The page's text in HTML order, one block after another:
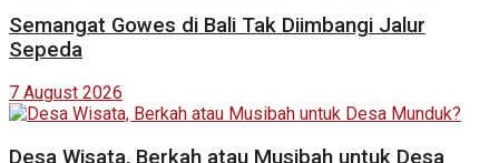
Semangat Gowes di Bali Tak Diimbangi Jalur
Sepeda
7 August 2026
Desa Wisata, Berkah atau Musibah untuk Desa